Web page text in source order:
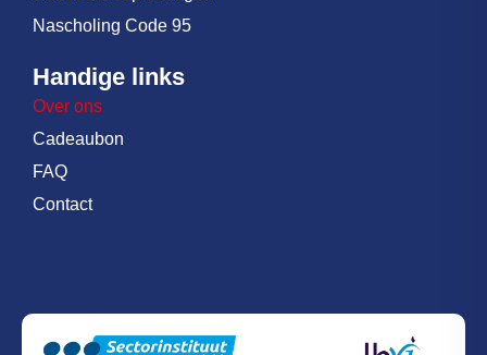
Nascholing Code 95
Handige links
Over ons
Cadeaubon
FAQ
Contact